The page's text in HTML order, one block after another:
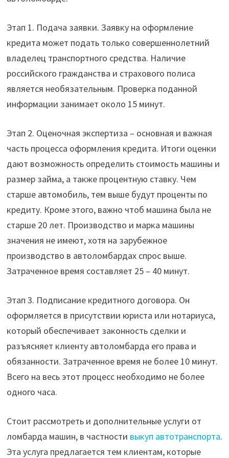
Этап 1. Подача заявки. Заявку на оформление
кредита может подать только совершеннолетний
владелец транспортного средства. Наличие
российского гражданства и страхового полиса
является необязательным. Проверка поданной
информации занимает около 15 минут.
Этап 2. Оценочная экспертиза – основная и важная
часть процесса оформления кредита. Итоги оценки
дают возможность определить стоимость машины и
размер займа, а также процентную ставку. Чем
старше автомобиль, тем выше будут проценты по
кредиту. Кроме этого, важно чтоб машина была не
старше 20 лет. Производство и марка машины
значения не имеют, хотя на зарубежное
производство в автоломбардах спрос выше.
Затраченное время составляет 25 – 40 минут.
Этап 3. Подписание кредитного договора. Он
оформляется в присутствии юриста или нотариуса,
который обеспечивает законность сделки и
разъясняет клиенту автоломбарда его права и
обязанности. Затраченное время не более 10 минут.
Всего на весь этот процесс необходимо не более
одного часа.
Стоит рассмотреть и дополнительные услуги от
ломбарда машин, в частности выкуп автотранспорта.
Эта услуга предлагается тем клиентам, которые